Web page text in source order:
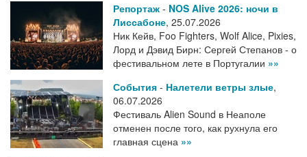
Репортаж - NOS Alive 2026: ночи в
Лиссабоне, 25.07.2026
Ник Кейв, Foo Fighters, Wolf Alice, Pixies,
Лорд и Дэвид Бирн: Сергей Степанов - о
фестивальном лете в Португалии »»
События - Налетели ветры злые,
06.07.2026
Фестиваль Alien Sound в Неаполе
отменен после того, как рухнула его
главная сцена »»